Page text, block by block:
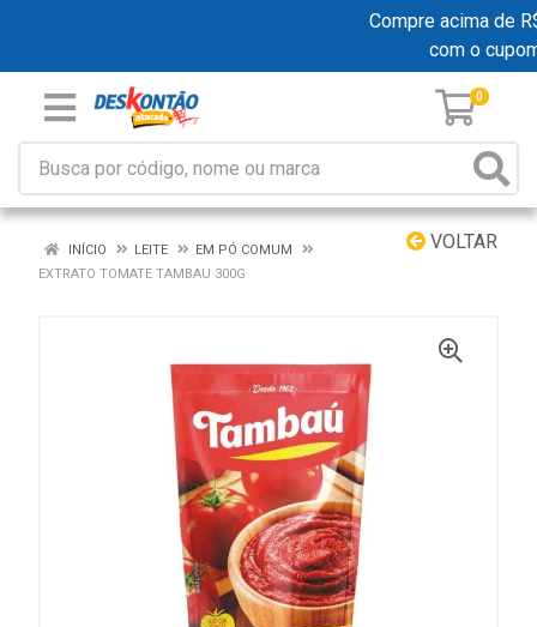
Compre acima de
com o
0
VOLTAR
INÍCIO LEITE
EM PÓ COMUM
EXTRATO TOMATE TAMBAU 300G